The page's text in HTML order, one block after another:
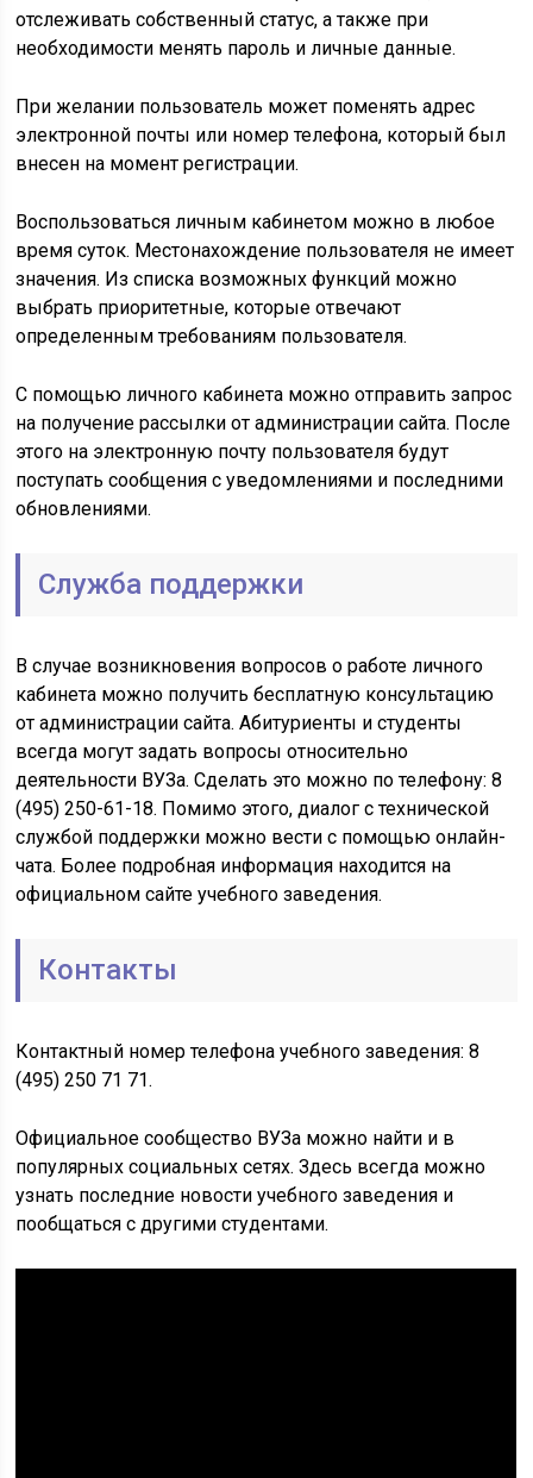
отслеживать собственный статус, а также при
необходимости менять пароль и личные данные.
При желании пользователь может поменять адрес
электронной почты или номер телефона, который был
внесен на момент регистрации.
Воспользоваться личным кабинетом можно в любое
время суток. Местонахождение пользователя не имеет
значения. Из списка возможных функций можно
выбрать приоритетные, которые отвечают
определенным требованиям пользователя.
С помощью личного кабинета можно отправить запрос
на получение рассылки от администрации сайта. После
этого на электронную почту пользователя будут
поступать сообщения с уведомлениями и последними
обновлениями.
Служба поддержки
В случае возникновения вопросов о работе личного
кабинета можно получить бесплатную консультацию
от администрации сайта. Абитуриенты и студенты
всегда могут задать вопросы относительно
деятельности ВУЗа. Сделать это можно по телефону: 8
(495) 250-61-18. Помимо этого, диалог с технической
службой поддержки можно вести с помощью онлайн-
чата. Более подробная информация находится на
официальном сайте учебного заведения.
Контакты
Контактный номер телефона учебного заведения: 8
(495) 250 71 71.
Официальное сообщество ВУЗа можно найти и в
популярных социальных сетях. Здесь всегда можно
узнать последние новости учебного заведения и
пообщаться с другими студентами.